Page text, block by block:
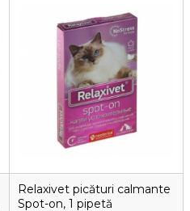
Relaxivet picături calmante
Spot-on, 1 pipetă